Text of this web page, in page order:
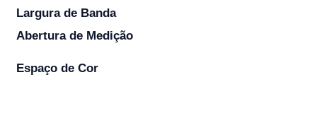
Largura de Banda
Abertura de Medição
Espaço de Cor